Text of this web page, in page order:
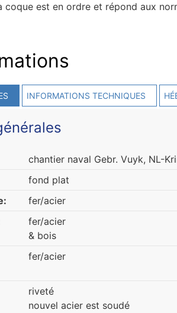
coque est en ordre et répond aux
INFORMATIONS TECHNIQUES
chantier naval Gebr. Vuyk, NL-
fond plat
fer/acier
fer/acier
& bois
fer/acier
riveté
nouvel acier est soudé